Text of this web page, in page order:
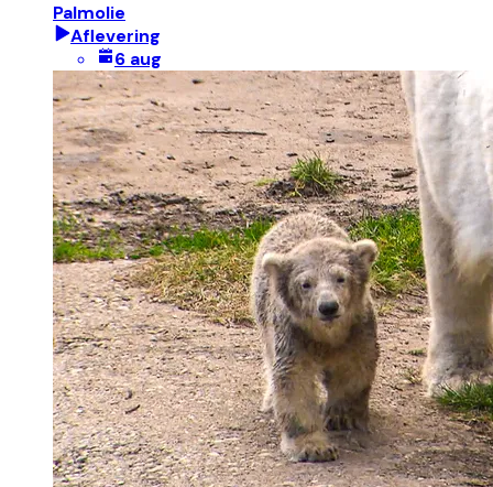
Palmolie
Aflevering
6 aug